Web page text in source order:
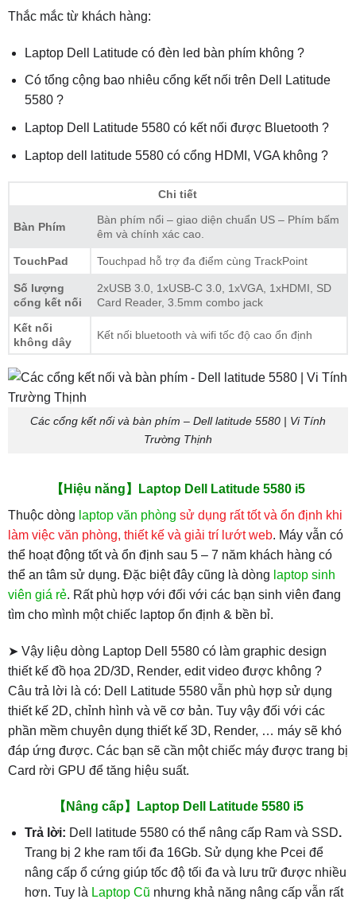
Thắc mắc từ khách hàng:
Laptop Dell Latitude có đèn led bàn phím không ?
Có tổng cộng bao nhiêu cổng kết nối trên Dell Latitude
5580 ?
Laptop Dell Latitude 5580 có kết nối được Bluetooth ?
Laptop dell latitude 5580 có cổng HDMI, VGA không ?
Chi tiết
Bàn Phím
Bàn phím nổi – giao diện chuẩn US – Phím bấm
êm và chính xác cao.
TouchPad Touchpad hỗ trợ đa điểm cùng TrackPoint
Số lượng
cổng kết nối
2xUSB 3.0, 1xUSB-C 3.0, 1xVGA, 1xHDMI, SD
Card Reader, 3.5mm combo jack
Kết nối
không dây
Kết nối bluetooth và wifi tốc độ cao ổn định
Các cổng kết nối và bàn phím – Dell latitude 5580 | Vi Tính
Trường Thịnh
【Hiệu năng】Laptop Dell Latitude 5580 i5
Thuộc dòng laptop văn phòng sử dụng rất tốt và ổn định khi
làm việc văn phòng, thiết kế và giải trí lướt web. Máy vẫn có
thể hoạt động tốt và ổn định sau 5 – 7 năm khách hàng có
thể an tâm sử dụng. Đặc biệt đây cũng là dòng laptop sinh
viên giá rẻ. Rất phù hợp với đối với các bạn sinh viên đang
tìm cho mình một chiếc laptop ổn định & bền bỉ.
➤ Vậy liệu dòng Laptop Dell 5580 có làm graphic design
thiết kế đồ họa 2D/3D, Render, edit video được không ?
Câu trả lời là có: Dell Latitude 5580 vẫn phù hợp sử dụng
thiết kế 2D, chỉnh hình và vẽ cơ bản. Tuy vậy đối với các
phần mềm chuyên dụng thiết kế 3D, Render, … máy sẽ khó
đáp ứng được. Các bạn sẽ cần một chiếc máy được trang bị
Card rời GPU để tăng hiệu suất.
【Nâng cấp】Laptop Dell Latitude 5580 i5
Trả lời: Dell latitude 5580 có thể nâng cấp Ram và SSD.
Trang bị 2 khe ram tối đa 16Gb. Sử dụng khe Pcei để
nâng cấp ổ cứng giúp tốc độ tối đa và lưu trữ được nhiều
hơn. Tuy là Laptop Cũ nhưng khả năng nâng cấp vẫn rất